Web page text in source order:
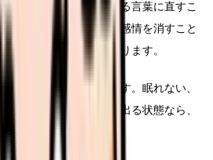
けて、面接で確認できる言葉に直すこ
。納得できる判断は、感情を消すこと
確認することから始まります。
正しさではなく安全です。眠れない、
い、出勤前に吐き気が出る状態なら、
を先に置きます。